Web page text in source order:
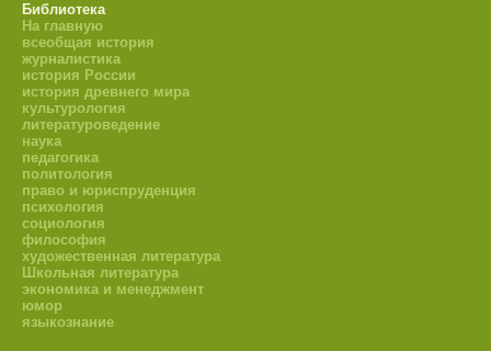
Библиотека
На главную
всеобщая история
журналистика
история России
история древнего мира
культурология
литературоведение
наука
педагогика
политология
право и юриспруденция
психология
социология
философия
художественная литература
Школьная литература
экономика и менеджмент
юмор
языкознание